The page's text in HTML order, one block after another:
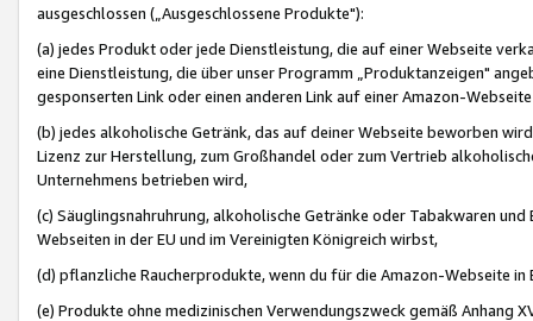
ausgeschlossen („Ausgeschlossene Produkte"):
(a) jedes Produkt oder jede Dienstleistung, die auf einer Webseite
eine Dienstleistung, die über unser Programm „Produktanzeigen"
gesponserten Link oder einen anderen Link auf einer Amazon-
(b) jedes alkoholische Getränk, das auf deiner Webseite beworben
Lizenz zur Herstellung, zum Großhandel oder zum Vertrieb
Unternehmens betrieben wird,
(c) Säuglingsnahruhrung, alkoholische Getränke oder Tabakwaren
Webseiten in der EU und im Vereinigten Königreich wirbst,
(d) pflanzliche Raucherprodukte, wenn du für die Amazon-Webseite in
(e) Produkte ohne medizinischen Verwendungszweck gemäß Anhang